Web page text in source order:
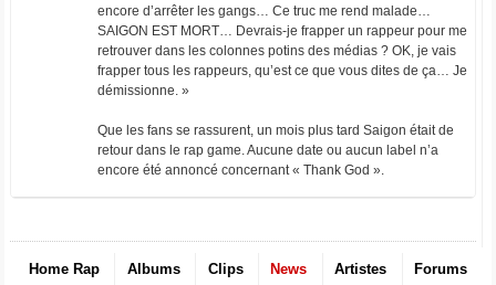
encore d’arrêter les gangs… Ce truc me rend malade…
SAIGON EST MORT… Devrais-je frapper un rappeur pour me
retrouver dans les colonnes potins des médias ? OK, je vais
frapper tous les rappeurs, qu’est ce que vous dites de ça… Je
démissionne. »
Que les fans se rassurent, un mois plus tard Saigon était de
retour dans le rap game. Aucune date ou aucun label n’a
encore été annoncé concernant « Thank God ».
Home Rap Albums Clips News Artistes Forums